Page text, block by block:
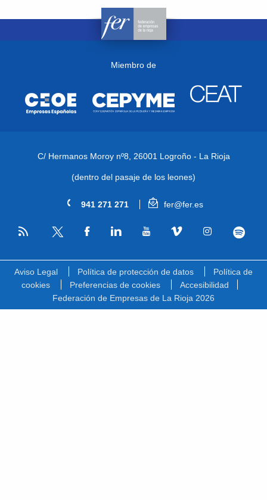
Miembro de
C/ Hermanos Moroy nº8, 26001 Logroño - La Rioja
(dentro del pasaje de los leones)
941 271 271 fer@fer.es
RSS
Aviso Legal Política de protección de datos
Política de
cookies
Preferencias de cookies
Accesibilidad
Federación de Empresas de La Rioja 2026